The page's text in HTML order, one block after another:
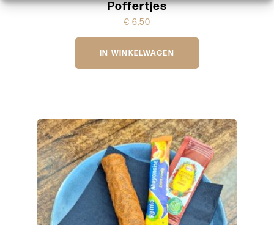
Poffertjes
€ 6,50
IN WINKELWAGEN